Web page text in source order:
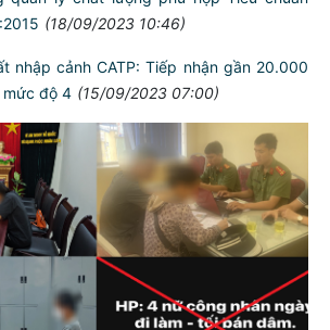
quản lý chất lượng phù hợp Tiêu chuẩn
(18/09/2023 10:46)